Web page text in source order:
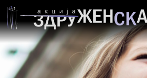
Ново Село се соочуваат со